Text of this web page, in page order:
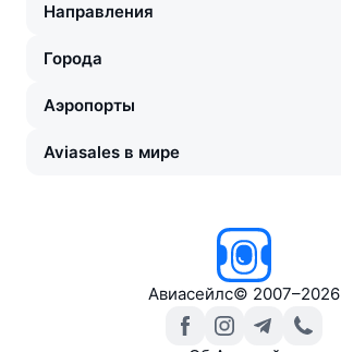
Направления
Города
Аэропорты
Aviasales в мире
Авиасейлс© 2007–2026